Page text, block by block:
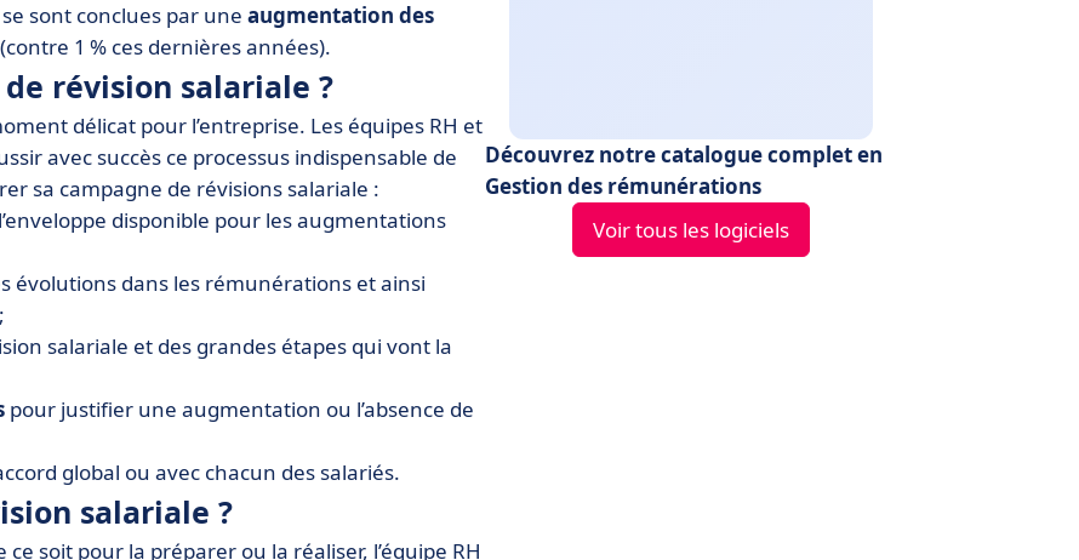
sont conclues par une augmentation des
1 % ces dernières années).
révision salariale ?
délicat pour l’entreprise. Les équipes RH et
avec succès ce processus indispensable de
sa campagne de révisions salariale :
disponible pour les augmentations
évolutions dans les rémunérations et ainsi
salariale et des grandes étapes qui vont la
pour justifier une augmentation ou l’absence de
global ou avec chacun des salariés.
salariale ?
soit pour la préparer ou la réaliser, l’équipe RH
Découvrez notre catalogue complet en
Gestion des rémunérations
Voir tous les logiciels